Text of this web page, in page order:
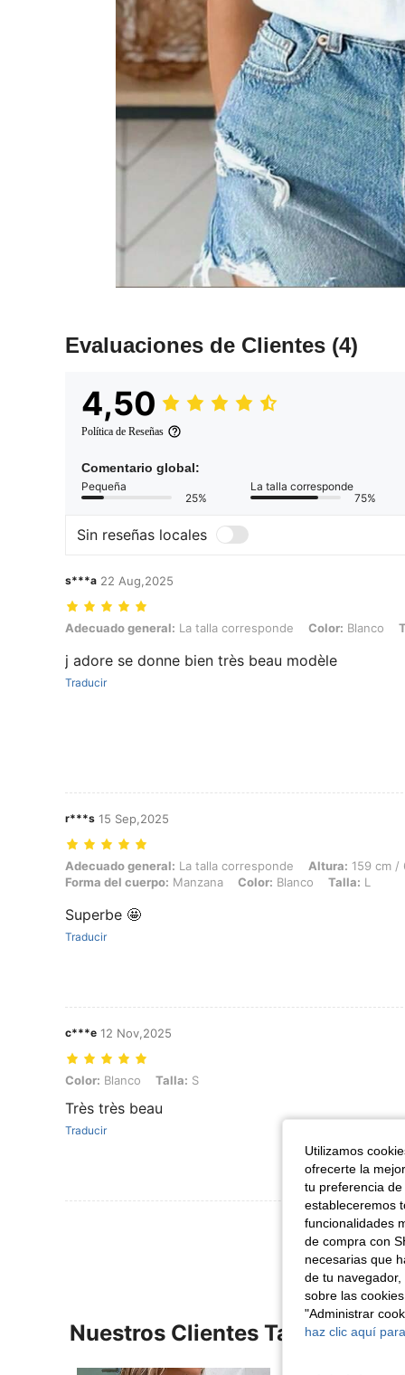
Evaluaciones de Clientes (4)
4,50
Política de Reseñas
Comentario global:
Pequeña
25%
La talla corresponde
75%
Sin reseñas locales
s***a 22 Aug,2025
Adecuado general: La talla corresponde, Color: Blanco, Talla: XL
Adecuado general: La talla corresponde Color: Blanco
j adore se donne bien très beau modèle
Traducir
r***s 15 Sep,2025
Adecuado general: La talla corresponde, Altura: 159 cm / 63 in,
Adecuado general: La talla corresponde Altura: 159 cm /
Forma del cuerpo: Manzana Color: Blanco Talla: L
Superbe 🤩
Traducir
c***e 12 Nov,2025
Color: Blanco, Talla: S
Color: Blanco Talla: S
Très très beau
Traducir
Ver Más
Nuestros Clientes También
Utilizamos
ofrecerte la
tu preferencia
estableceremos
funcionalidades
de compra con
necesarias que
de tu
sobre las
"Administrar
haz clic aquí